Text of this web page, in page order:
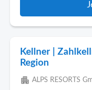
Kellner |
Region
apartment ALPS RESORTS